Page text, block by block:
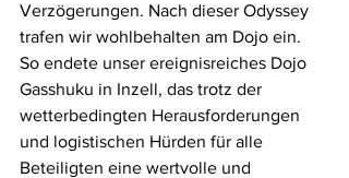
Verzögerungen. Nach dieser Odyssey
trafen wir wohlbehalten am Dojo ein.
So endete unser ereignisreiches Dojo
Gasshuku in Inzell, das trotz der
wetterbedingten Herausforderungen
und logistischen Hürden für alle
Beteiligten eine wertvolle und